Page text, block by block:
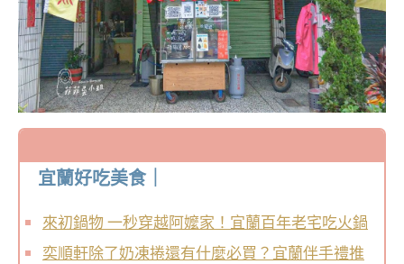
宜蘭好吃美食｜
來初鍋物 一秒穿越阿嬤家！宜蘭百年老宅吃火鍋
奕順軒除了奶凍捲還有什麼必買？宜蘭伴手禮推